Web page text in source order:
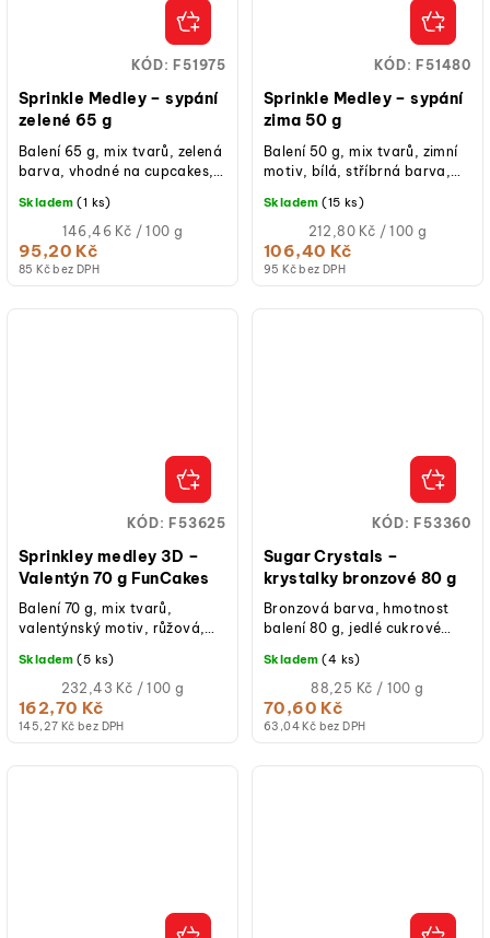
Sprinkle Medley – sypání
zelené 65 g
85 Kč bez DPH
95,20 Kč
Měrná
cena:
146,46 Kč / 100 g
Skladem (1 ks)
Balení 65 g, mix tvarů, zelená
barva, vhodné na cupcakes,
sušenky či zmrzlinové poháry.
KÓD: F51975
Sprinkle Medley – sypání
zima 50 g
95 Kč bez DPH
106,40 Kč
Měrná
cena:
212,80 Kč / 100 g
Skladem (15 ks)
Balení 50 g, mix tvarů, zimní
motiv, bílá, stříbrná barva,
donuty, cake pops, sušenky
KÓD: F51480
Sprinkley medley 3D –
Valentýn 70 g FunCakes
145,27 Kč bez DPH
162,70 Kč
Měrná
cena:
232,43 Kč / 100 g
Skladem (5 ks)
Balení 70 g, mix tvarů,
valentýnský motiv, růžová,
na cupcakes, dorty, donuty,
KÓD:F53625
Sugar Crystals –
krystalky bronzové 80 g
63,04 Kč bez DPH
70,60 Kč
Měrná
cena:
88,25 Kč / 100 g
Skladem (4 ks)
Bronzová barva, hmotnost
balení 80 g, jedlé cukrové
vhodné na dorty, cupcaky,
sušenky,...
KÓD:F53360